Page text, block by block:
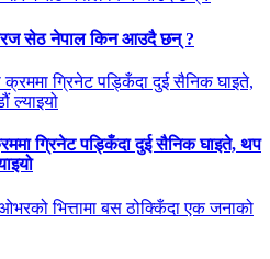
सेठ नेपाल किन आउदै छन् ?
ग्रिनेट पड्किँदा दुई सैनिक घाइते, थप